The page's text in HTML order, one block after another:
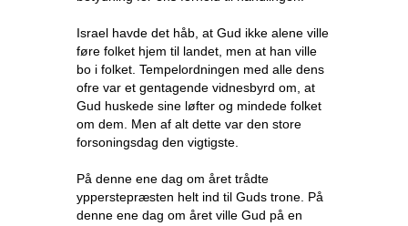
Israel havde det håb, at Gud ikke alene ville
føre folket hjem til landet, men at han ville
bo i folket. Tempelordningen med alle dens
ofre var et gentagende vidnesbyrd om, at
Gud huskede sine løfter og mindede folket
om dem. Men af alt dette var den store
forsoningsdag den vigtigste.
På denne ene dag om året trådte
ypperstepræsten helt ind til Guds trone. På
denne ene dag om året ville Gud på en